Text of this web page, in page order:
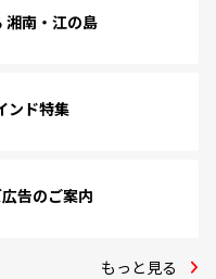
湘南・江の島
ンド特集
告のご案内
もっと見る